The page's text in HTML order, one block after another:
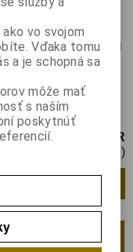
24
platí pre sklad
hybridný výkonový, pre
satelitné prijímače),
6,86 EUR
EUR (Cena bez DPH)
vo svojom
Vďaka tomu
a je schopná sa
môže mať
s naším
poskytnúť